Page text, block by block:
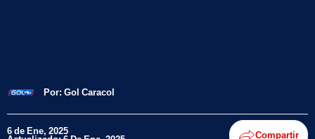
Por: Gol Caracol
6 de Ene, 2025 Compartir